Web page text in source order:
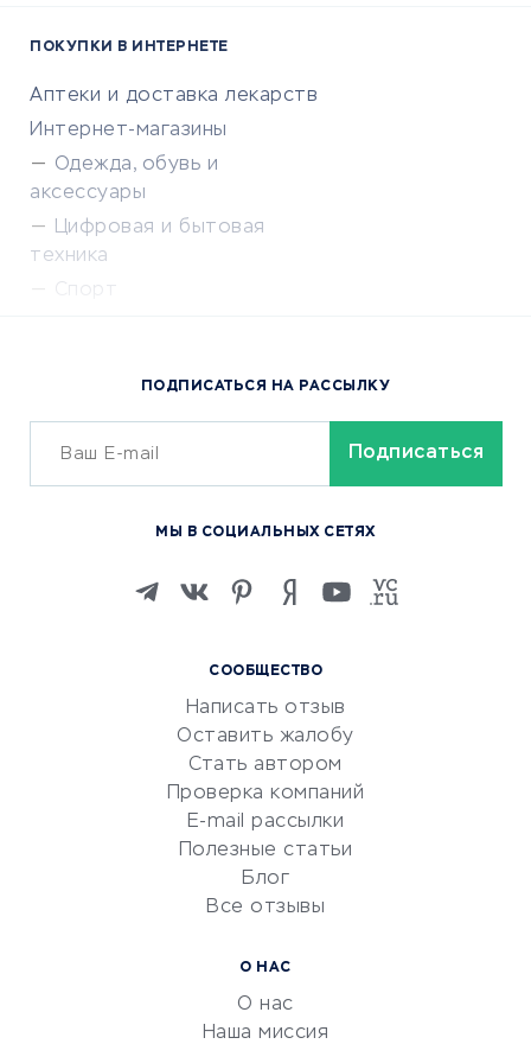
ПОКУПКИ В ИНТЕРНЕТЕ
Аптеки и доставка лекарств
Интернет-магазины
Одежда, обувь и
аксессуары
Цифровая и бытовая
техника
Спорт
Сервисы доставки
ОБУЧЕНИЕ И РАБОТА
Изучение иностранных
Маркетинг и продажи
Репетиторство
Красота и здоровье
Сервисы по поиску работы
Сетевой маркетинг
УСЛУГИ ДЛЯ БИЗНЕСА
СООБЩЕСТВО
Написать отзыв
Оставить жалобу
Стать автором
Проверка компаний
E-mail рассылки
Полезные статьи
Блог
Все отзывы
О НАС
О нас
Наша миссия
ПОДПИСАТЬСЯ НА РАССЫЛКУ
МЫ В СОЦИАЛЬНЫХ СЕТЯХ